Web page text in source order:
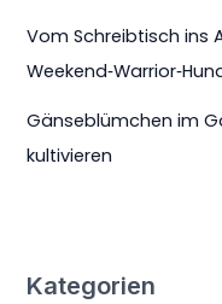
Vom Schreibtisch ins
Gänseblümchen im
kultivieren
Kategorien